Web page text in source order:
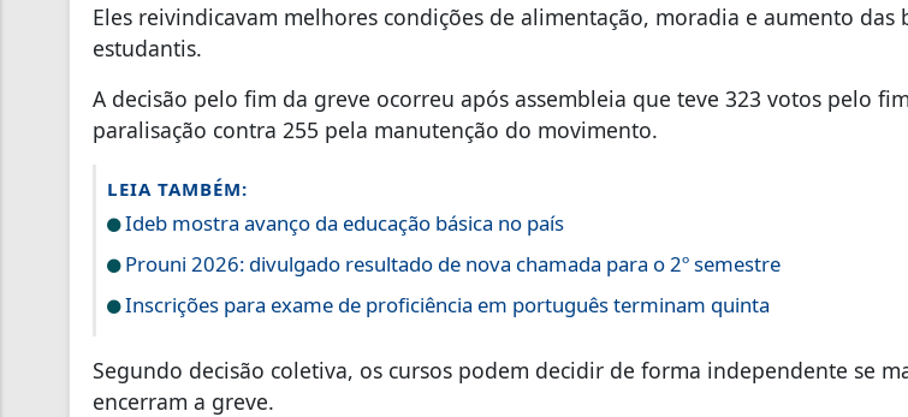
Eles reivindicavam melhores condições de alimentação, moradia e aumento das
estudantis.
A decisão pelo fim da greve ocorreu após assembleia que teve 323 votos pelo
paralisação contra 255 pela manutenção do movimento.
LEIA TAMBÉM:
Ideb mostra avanço da educação básica no país
Prouni 2026: divulgado resultado de nova chamada para o 2º semestre
Inscrições para exame de proficiência em português terminam quinta
Segundo decisão coletiva, os cursos podem decidir de forma independente se
encerram a greve.